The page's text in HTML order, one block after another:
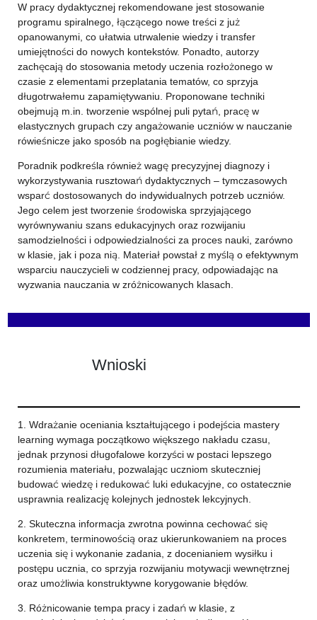
W pracy dydaktycznej rekomendowane jest stosowanie
programu spiralnego, łączącego nowe treści z już
opanowanymi, co ułatwia utrwalenie wiedzy i transfer
umiejętności do nowych kontekstów. Ponadto, autorzy
zachęcają do stosowania metody uczenia rozłożonego w
czasie z elementami przeplatania tematów, co sprzyja
długotrwałemu zapamiętywaniu. Proponowane techniki
obejmują m.in. tworzenie wspólnej puli pytań, pracę w
elastycznych grupach czy angażowanie uczniów w nauczanie
rówieśnicze jako sposób na pogłębianie wiedzy.
Poradnik podkreśla również wagę precyzyjnej diagnozy i
wykorzystywania rusztowań dydaktycznych – tymczasowych
wsparć dostosowanych do indywidualnych potrzeb uczniów.
Jego celem jest tworzenie środowiska sprzyjającego
wyrównywaniu szans edukacyjnych oraz rozwijaniu
samodzielności i odpowiedzialności za proces nauki, zarówno
w klasie, jak i poza nią. Materiał powstał z myślą o efektywnym
wsparciu nauczycieli w codziennej pracy, odpowiadając na
wyzwania nauczania w zróżnicowanych klasach.
Wnioski
1. Wdrażanie oceniania kształtującego i podejścia mastery
learning wymaga początkowo większego nakładu czasu,
jednak przynosi długofalowe korzyści w postaci lepszego
rozumienia materiału, pozwalając uczniom skuteczniej
budować wiedzę i redukować luki edukacyjne, co ostatecznie
usprawnia realizację kolejnych jednostek lekcyjnych.
2. Skuteczna informacja zwrotna powinna cechować się
konkretem, terminowością oraz ukierunkowaniem na proces
uczenia się i wykonanie zadania, z docenianiem wysiłku i
postępu ucznia, co sprzyja rozwijaniu motywacji wewnętrznej
oraz umożliwia konstruktywne korygowanie błędów.
3. Różnicowanie tempa pracy i zadań w klasie, z